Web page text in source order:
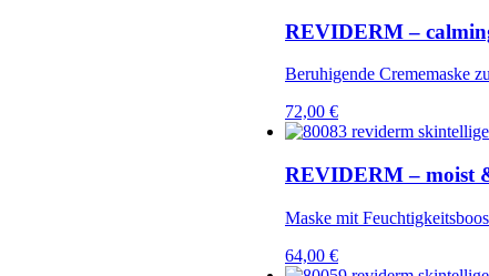
REVIDERM –
Beruhigende Crememaske
72,00 €
REVIDERM – moist
Maske mit
64,00 €